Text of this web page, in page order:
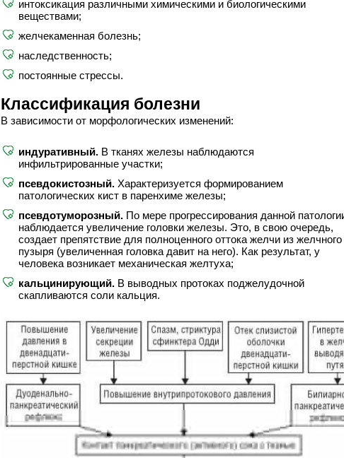
интоксикация различными химическими и биологическими
веществами;
желчекаменная болезнь;
наследственность;
постоянные стрессы.
Классификация болезни
В зависимости от морфологических изменений:
индуративный. В тканях железы наблюдаются
инфильтрированные участки;
псевдокистозный. Характеризуется формированием
патологических кист в паренхиме железы;
псевдотуморозный. По мере прогрессирования данной
наблюдается увеличение головки железы. Это, в свою очередь,
создает препятствие для полноценного оттока желчи из желчного
пузыря (увеличенная головка давит на него). Как результат, у
человека возникает механическая желтуха;
кальцинирующий. В выводных протоках поджелудочной
скапливаются соли кальция.